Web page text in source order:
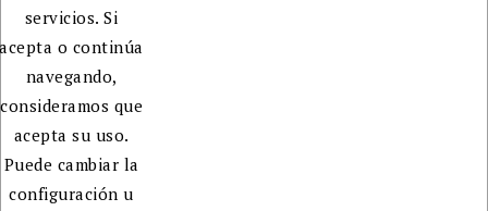
servicios. Si
acepta o continúa
navegando,
consideramos que
acepta su uso.
Puede cambiar la
configuración u